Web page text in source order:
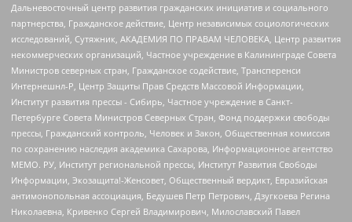
Дальневосточный центр развития гражданских инициатив и социального
партнерства, Гражданское действие, Центр независимых социологических
исследований, Сутяжник, АКАДЕМИЯ ПО ПРАВАМ ЧЕЛОВЕКА, Центр развития
некоммерческих организаций, Частное учреждение в Калининграде Совета
Министров северных стран, Гражданское содействие, Трансперенси
Интернешнл-Р, Центр Защиты Прав Средств Массовой Информации,
Институт развития прессы - Сибирь, Частное учреждение в Санкт-
Петербурге Совета Министров Северных Стран, Фонд поддержки свободы
прессы, Гражданский контроль, Человек и Закон, Общественная комиссия
по сохранению наследия академика Сахарова, Информационное агентство
МЕМО. РУ, Институт региональной прессы, Институт Развития Свободы
Информации, Экозащита!-Женсовет, Общественный вердикт, Евразийская
антимонопольная ассоциация, Бедушев Петр Петрович, Дзугкоева Регина
Николаевна, Кривенко Сергей Владимирович, Милославский Павел